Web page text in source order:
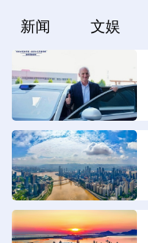
新闻 文娱